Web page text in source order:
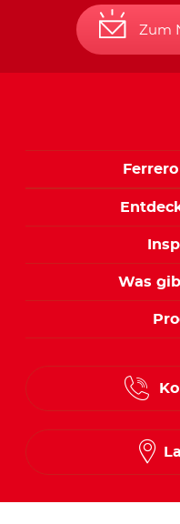
Zum
Was